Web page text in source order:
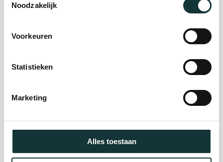
Noodzakelijk
Voorkeuren
Statistieken
Marketing
Alles toestaan
Auditie
De Pieterskerk als
Onderhoud &